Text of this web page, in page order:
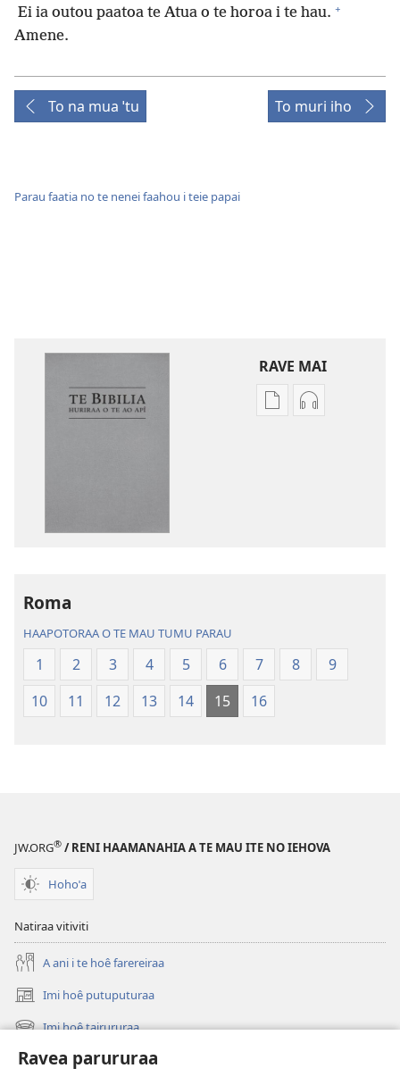
Ravea parururaa
Ei ia outou paatoa te Atua o te horoa i te hau. +
Amene.
To na mua ˈtu To muri iho
Parau faatia no te nenei faahou i teie papai
RAVE MAI
No
o
ao
No
Te
Bibilia,
Roma
HAAPOTORAA O TE MAU TUMU PARAU
1 2 3 4 5 6 7 8
9
10
11 12 13 14 15 16
JW.ORG® / RENI HAAMANAHIA A TE MAU ITE NO IEHOVA
Hohoˈa
Natiraa vitiviti
A ani i te hoê farereiraa
Imi hoê putuputuraa
(opens
new Imi hoê tairururaa
(opens
new
window)
Eaha te mea apî